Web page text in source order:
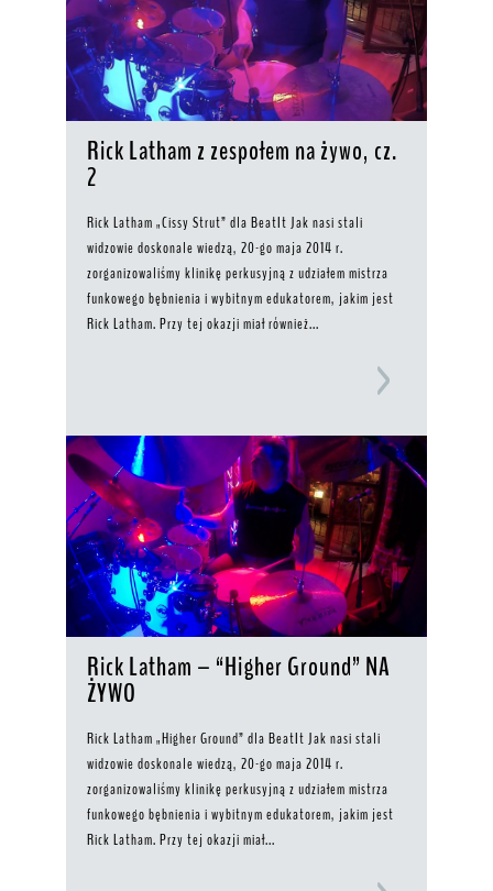
Rick Latham z zespołem na żywo, cz.
2
Rick Latham „Cissy Strut” dla BeatIt Jak nasi stali
widzowie doskonale wiedzą, 20-go maja 2014 r.
zorganizowaliśmy klinikę perkusyjną z udziałem mistrza
funkowego bębnienia i wybitnym edukatorem, jakim jest
Rick Latham. Przy tej okazji miał również...
Rick Latham – “Higher Ground” NA
ŻYWO
Rick Latham „Higher Ground” dla BeatIt Jak nasi stali
widzowie doskonale wiedzą, 20-go maja 2014 r.
zorganizowaliśmy klinikę perkusyjną z udziałem mistrza
funkowego bębnienia i wybitnym edukatorem, jakim jest
Rick Latham. Przy tej okazji miał...